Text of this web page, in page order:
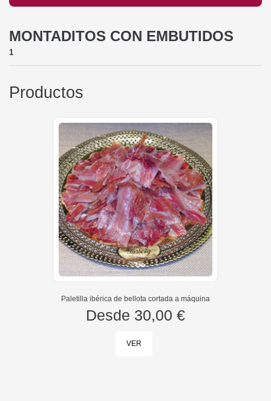
MONTADITOS CON EMBUTIDOS
1
Productos
Paletilla ibérica de bellota cortada a máquina
Desde 30,00 €
VER